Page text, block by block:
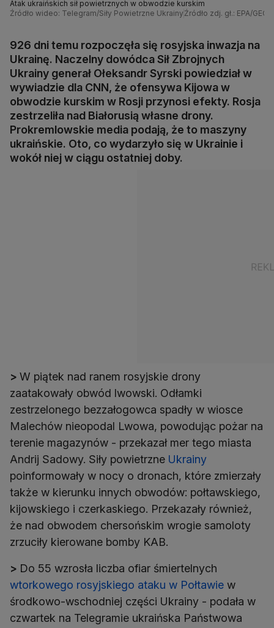
Atak ukraińskich sił powietrznych w obwodzie kurskim
Źródło wideo: Telegram/Siły Powietrzne Ukrainy Źródło zdj. gł.: EPA/
926 dni temu rozpoczęła się rosyjska inwazja na
Ukrainę. Naczelny dowódca Sił Zbrojnych
Ukrainy generał Ołeksandr Syrski powiedział w
wywiadzie dla CNN, że ofensywa Kijowa w
obwodzie kurskim w Rosji przynosi efekty. Rosja
zestrzeliła nad Białorusią własne drony.
Prokremlowskie media podają, że to maszyny
ukraińskie. Oto, co wydarzyło się w Ukrainie i
wokół niej w ciągu ostatniej doby.
> W piątek nad ranem rosyjskie drony
zaatakowały obwód lwowski. Odłamki
zestrzelonego bezzałogowca spadły w wiosce
Malechów nieopodal Lwowa, powodując pożar na
terenie magazynów - przekazał mer tego miasta
Andrij Sadowy. Siły powietrzne Ukrainy
poinformowały w nocy o dronach, które zmierzały
także w kierunku innych obwodów: połtawskiego,
kijowskiego i czerkaskiego. Przekazały również,
że nad obwodem chersońskim wrogie samoloty
zrzuciły kierowane bomby KAB.
> Do 55 wzrosła liczba ofiar śmiertelnych
wtorkowego rosyjskiego ataku w Połtawie w
środkowo-wschodniej części Ukrainy - podała w
czwartek na Telegramie ukraińska Państwowa